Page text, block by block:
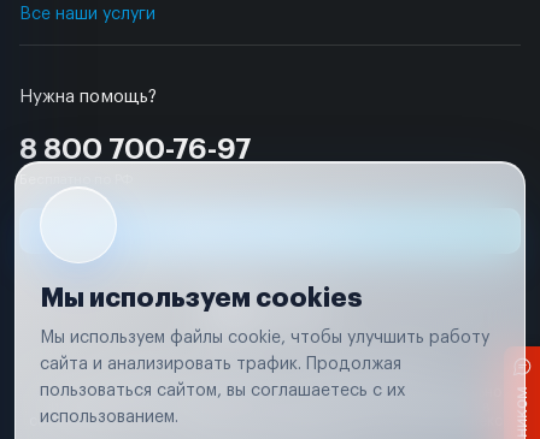
Нужна помощь?
8 800 700-76-97
Все наши услуги
Условия использования
Удаление аккаунта
Вся информация, представленная на сайте, носит исключительно
соответствии с положениями статьи 437 (п. 2) Гражданского кодекса
Мы используем cookies
Мы используем файлы cookie, чтобы улучшить работу
сайта и анализировать трафик. Продолжая
пользоваться сайтом, вы соглашаетесь с их
использованием.